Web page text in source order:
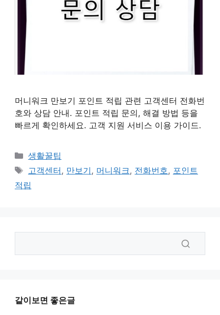
머니워크 만보기 포인트 적립 관련 고객센터 전화번
호와 상담 안내. 포인트 적립 문의, 해결 방법 등을
빠르게 확인하세요. 고객 지원 서비스 이용 가이드.
카
테
리
생활꿀팁
태
그
고객센터 , 만보기 , 머니워크, 전화번호, 포인트
적립
같이보면 좋은글